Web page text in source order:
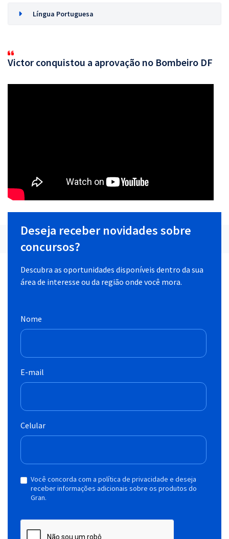
Língua Portuguesa
Victor conquistou a aprovação no Bombeiro DF
Deseja receber novidades sobre
concursos?
Descubra as oportunidades disponíveis dentro da sua
área de interesse ou da região onde você mora.
Nome
E-mail
Celular
Você concorda com a política de privacidade e deseja
receber informações adicionais sobre os produtos do
Gran.